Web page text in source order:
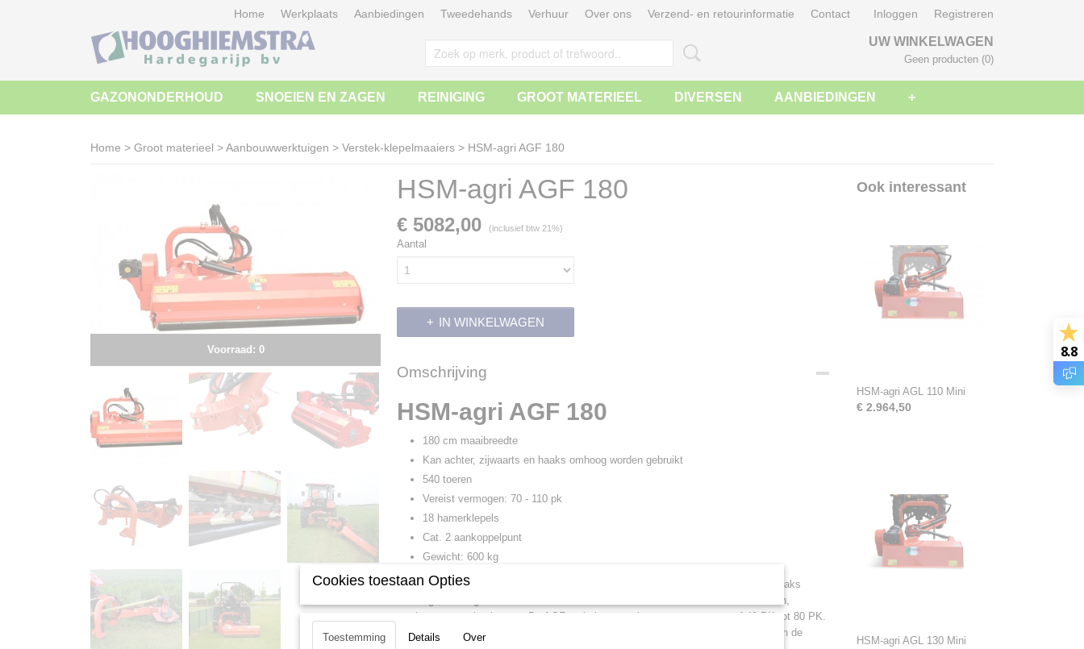
Home Werkplaats Aanbiedingen Tweedehands Verhuur Over ons Verzend- en retourinformatie Contact Inloggen Registreren
UW WINKELWAGEN
Geen producten (0)
GAZONONDERHOUD SNOEIEN EN ZAGEN REINIGING GROOT MATERIEEL DIVERSEN AANBIEDINGEN +
Home > Groot materieel >Aanbouwwerktuigen > Verstek-klepelmaaiers > HSM-agri AGF 180
Voorraad: 0
HSM-agri AGF 180
€ 5082,00 (inclusief btw 21%)
Aantal
IN WINKELWAGEN
Omschrijving
HSM-agri AGF 180
180 cm maaibreedte
Kan achter, zijwaarts en haaks omhoog worden gebruikt
540 toeren
Vereist vermogen: 70 - 110 pk
18 hamerklepels
Cat. 2 aankoppelpunt
Gewicht: 600 kg
Deze HSM-agri AGF maaier kan zowel achter de tractor als zijwaarts in talud en haaks
omhoog worden gebruikt. Daarom is de maaier ideaal voor het maaien van: struiken,
wegbermen en slootkanten. De AGF-serie is gemaakt voor tractoren vanaf 40 PK tot 80 PK.
Uitgevoerd met Cat 2. aankoppelpunt en extra brede hamerklepels. Door middel van de
Ook interessant
HSM-agri AGL 110 Mini
€ 2.964,50
HSM-agri AGL 130 Mini
8.8
Cookies toestaan Opties
Toestemming Details Over